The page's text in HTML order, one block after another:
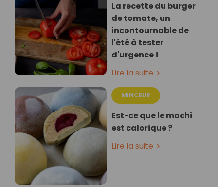
La recette du burger
de tomate, un
incontournable de
l'été à tester
d'urgence !
Lire la suite
MINCEUR
Est-ce que le mochi
est calorique ?
Lire la suite